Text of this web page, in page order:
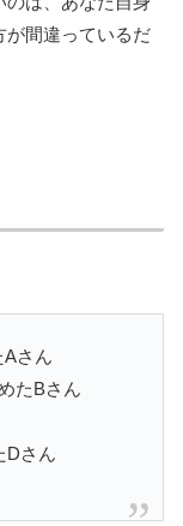
が間違っているだ
さん
たBさん
Dさん